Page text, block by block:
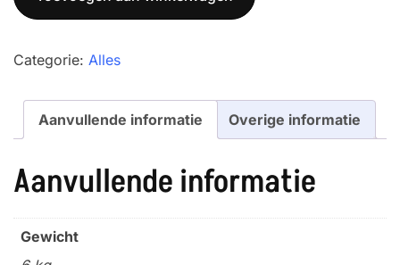
Categorie: Alles
Aanvullende informatie Overige informatie
Aanvullende informatie
Gewicht